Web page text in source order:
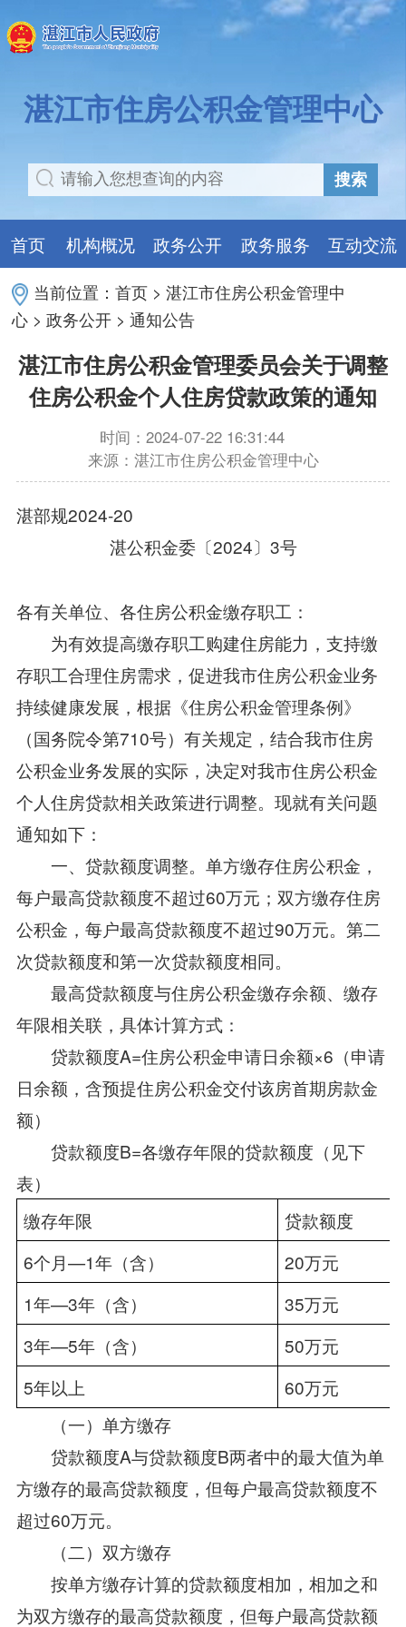
湛江市住房公积金管理中心
搜索
首页 机构概况 政务公开 政务服务 互动交流
当前位置：首页 >湛江市住房公积金管理中
心 >政务公开 >通知公告
湛江市住房公积金管理委员会关于调整
住房公积金个人住房贷款政策的通知
时间：2024-07-22 16:31:44
来源：湛江市住房公积金管理中心
湛部规2024-20
湛公积金委〔2024〕3号
各有关单位、各住房公积金缴存职工：
为有效提高缴存职工购建住房能力，支持缴
存职工合理住房需求，促进我市住房公积金业务
持续健康发展，根据《住房公积金管理条例》
（国务院令第710号）有关规定，结合我市住房
公积金业务发展的实际，决定对我市住房公积金
个人住房贷款相关政策进行调整。现就有关问题
通知如下：
一、贷款额度调整。单方缴存住房公积金，
每户最高贷款额度不超过60万元；双方缴存住房
公积金，每户最高贷款额度不超过90万元。第二
次贷款额度和第一次贷款额度相同。
最高贷款额度与住房公积金缴存余额、缴存
年限相关联，具体计算方式：
贷款额度A=住房公积金申请日余额×6（申请
日余额，含预提住房公积金交付该房首期房款金
额）
贷款额度B=各缴存年限的贷款额度（见下
表）
缴存年限
贷款额度
6个月—1年（含）
20万元
1年—3年（含）
35万元
3年—5年（含）
50万元
5年以上
60万元
（一）单方缴存
贷款额度A与贷款额度B两者中的最大值为单
方缴存的最高贷款额度，但每户最高贷款额度不
超过60万元。
（二）双方缴存
按单方缴存计算的贷款额度相加，相加之和
为双方缴存的最高贷款额度，但每户最高贷款额